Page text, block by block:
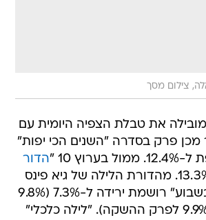
צילום מסך
את טבלת הצפיה היומית עם
מכן פרק בסדרה "השנים הכי יפות"
10 "
הדור
" עם 13.3%. מהדורת הלילה של גיא פינס
עם 10.3% "2.3 בשבוע" רושמת ירידה ל-7.3% (9.8%
בשבוע שעבר ו-9.9% לפרק ההשקה). "לילה כלכלי"